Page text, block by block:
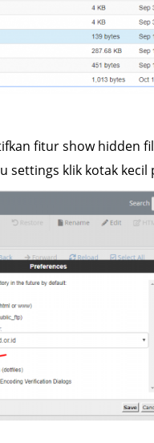
fitur show hidden
settings klik kotak kecil